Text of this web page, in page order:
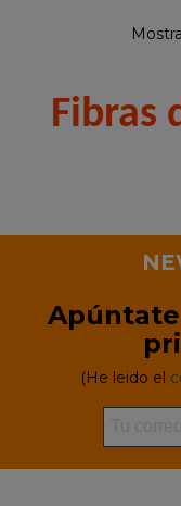
Fibras
Apúntate
(He leido el